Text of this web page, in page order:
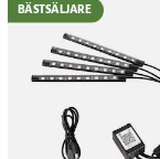
BÄSTSÄLJARE